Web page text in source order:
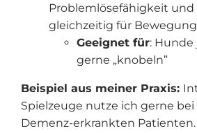
Problemlösefähigkeit und
gleichzeitig für
Geeignet für: Hunde
gerne „knobeln”
Beispiel aus meiner Praxis:
Spielzeuge nutze ich gerne
Demenz-erkrankten